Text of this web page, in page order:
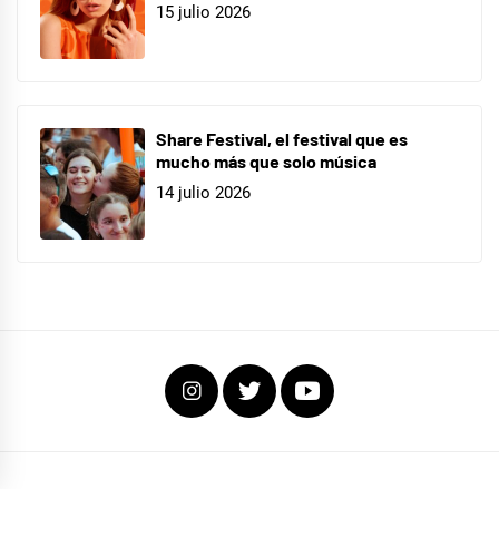
15 julio 2026
Share Festival, el festival que es
mucho más que solo música
14 julio 2026
InstagramTwitterYoutube